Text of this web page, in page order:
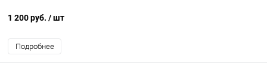
1 200 руб. / шт
Подробнее